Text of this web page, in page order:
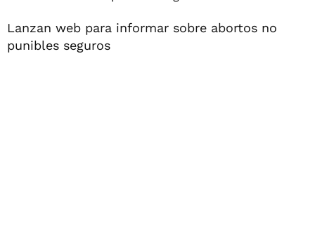
Lanzan web para informar sobre abortos no
punibles seguros